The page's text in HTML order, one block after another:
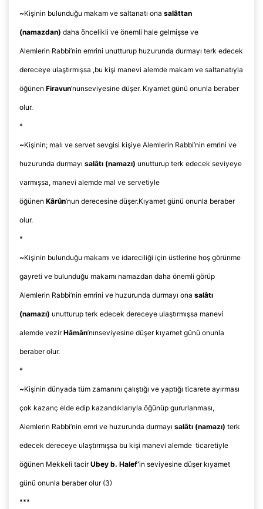
~Kişinin bulunduğu makam ve saltanatı ona salâttan
(namazdan) daha öncelikli ve önemli hale gelmişse ve
Alemlerin Rabbi’nin emrini unutturup huzurunda durmayı terk edecek
dereceye ulaştırmışsa ,bu kişi manevi alemde makam ve saltanatıyla
öğünen Firavun’nunseviyesine düşer. Kıyamet günü onunla beraber
olur.
*
~Kişinin; malı ve servet sevgisi kişiye Alemlerin Rabbi’nin emrini ve
huzurunda durmayı salâtı (namazı) unutturup terk edecek seviyeye
varmışsa, manevi alemde mal ve servetiyle
öğünen Kârûn’nun derecesine düşer.Kıyametgünü onunla beraber
olur.
*
~Kişinin bulunduğu makamı ve idareciliği için üstlerine hoş görünme
gayreti ve bulunduğu makamı namazdan daha önemli görüp
Alemlerin Rabbi’nin emrini ve huzurunda durmayı ona salâtı
(namazı) unutturup terk edecek dereceye ulaştırmışsa manevi
alemde vezirHâmân’nınseviyesine düşer kıyamet günü onunla
beraber olur.
*
~Kişinin dünyada tüm zamanını çalıştığı ve yaptığı ticarete ayırması
çok kazanç elde edip kazandıklarıyla öğünüp gururlanması,
Alemlerin Rabbi’nin emri ve huzurunda durmayı salâtı (namazı) terk
edecek dereceye ulaştırmışsa bu kişi manevi alemde ticaretiyle
öğünen Mekkeli tacirUbeyb. Halef’in seviyesine düşer kıyamet
günü onunla beraber olur (3)
***